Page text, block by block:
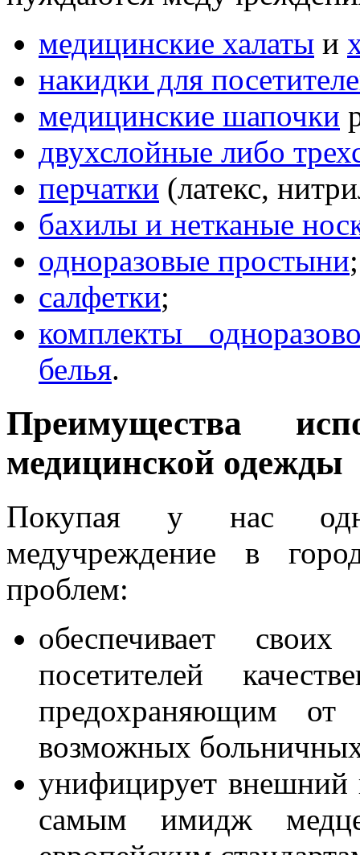
медицинские халаты и
накидки для
медицинские шапочки
двухслойные либо
перчатки (латекс,
бахилы и нетканые
одноразовые простыни;
салфетки;
комплекты
белья.
Преимущества
медицинской одежды
Покупая у нас
медучреждение в
проблем:
обеспечивает
посетителей
предохраняющим от
возможных
унифицирует внешний
самым имидж